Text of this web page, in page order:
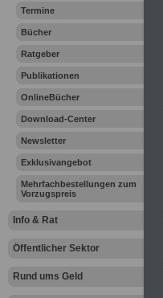
Termine
Bücher
Ratgeber
Publikationen
OnlineBücher
Download-Center
Newsletter
Exklusivangebot
Mehrfachbestellungen zum
Vorzugspreis
Info & Rat
Öffentlicher Sektor
Rund ums Geld